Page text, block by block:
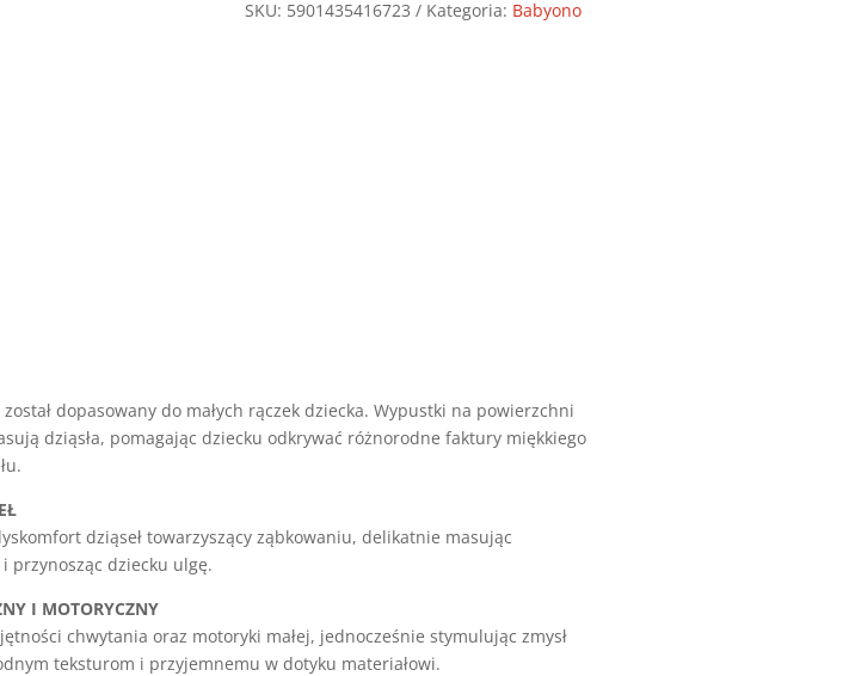
SKU: 5901435416723 Kategoria: Babyono
został dopasowany do małych rączek dziecka. Wypustki na powierzchni
dziąsła, pomagając dziecku odkrywać różnorodne faktury miękkiego
dziąseł towarzyszący ząbkowaniu, delikatnie masując
przynosząc dziecku ulgę.
I MOTORYCZNY
chwytania oraz motoryki małej, jednocześnie stymulując zmysł
teksturom i przyjemnemu w dotyku materiałowi.